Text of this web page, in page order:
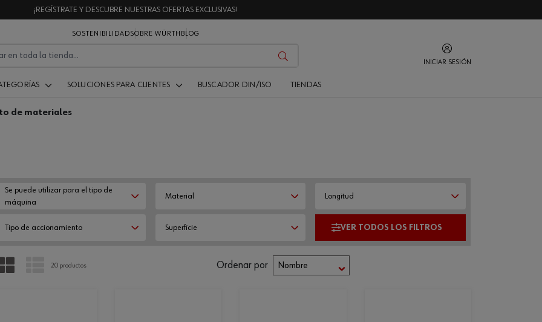
¡REGÍSTRATE Y DESCUBRE NUESTRAS OFERTAS EXCLUSIVAS!
SOSTENIBILIDADSOBRE WÜRTH BLOG
INICIAR SESIÓN
SOLUCIONES PARA CLIENTES BUSCADOR DIN/ISO TIENDAS
de materiales
Se puede utilizar para el tipo de
máquina
Material Longitud
Tipo de accionamiento Superficie
PARRILLA LISTA
20 productos Ordenar por